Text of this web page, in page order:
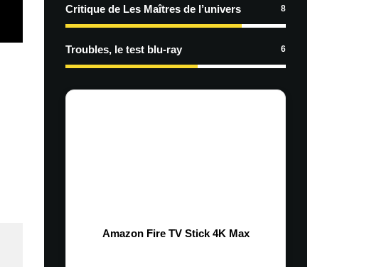
Critique de Les Maîtres de l’univers 8
Troubles, le test blu-ray 6
Amazon Fire TV Stick 4K Max